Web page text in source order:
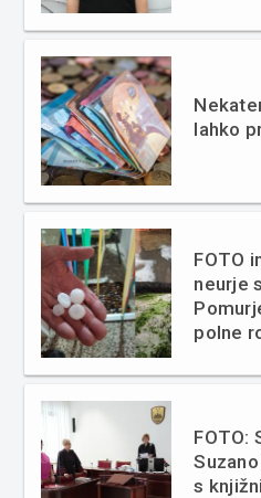
lahko
FOTO
neurje
polne
FOTO:
s